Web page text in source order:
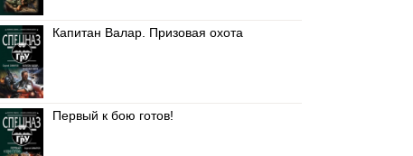
Капитан Валар. Призовая охота
Первый к бою готов!